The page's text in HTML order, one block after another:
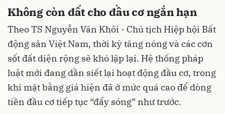
Không còn đất cho đầu cơ ngắn hạn
Theo TS Nguyễn Văn Khôi - Chủ tịch Hiệp hội Bất
động sản Việt Nam, thời kỳ tăng nóng và các cơn
sốt đất diện rộng sẽ khó lặp lại. Hệ thống pháp
luật mới đang dần siết lại hoạt động đầu cơ, trong
khi mặt bằng giá hiện đã ở mức quá cao để dòng
tiền đầu cơ tiếp tục “đẩy sóng” như trước.